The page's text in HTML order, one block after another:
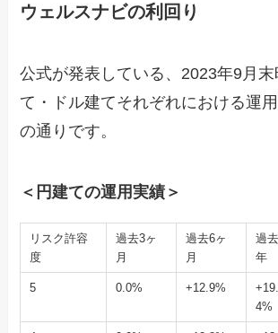
ウェルスナビの利回り
公式が発表している、2023年9月
て・ドル建てそれぞれにおける運
の通りです。
＜円建ての運用実績＞
リスク許容
度
過去3ヶ
月
過去6ヶ
月
過
年
5 0.0% +12.9%
+19.
4%